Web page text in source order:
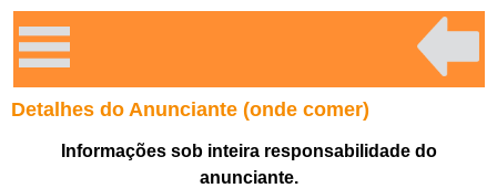
Detalhes do Anunciante (onde comer)
Informações sob inteira responsabilidade do
anunciante.